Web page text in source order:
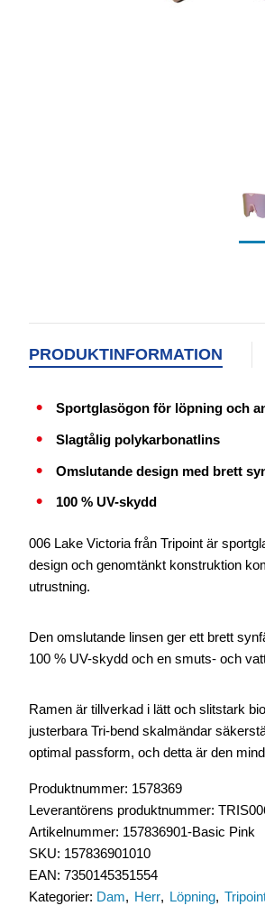
PRODUKTINFORMATION
Sportglasögon för löpning och
Slagtålig polykarbonatlins
Omslutande design med brett
100 % UV-skydd
006 Lake Victoria från Tripoint är
design och genomtänkt konstruktion
utrustning.
Den omslutande linsen ger ett brett
100 % UV-skydd och en smuts- och
Ramen är tillverkad i lätt och slitstark
justerbara Tri-bend skalmändar
optimal passform, och detta är den
Produktnummer: 1578369
Leverantörens produktnummer:
Artikelnummer: 157836901-Basic Pink
SKU: 157836901010
EAN: 7350145351554
Kategorier: Dam Herr Löpning